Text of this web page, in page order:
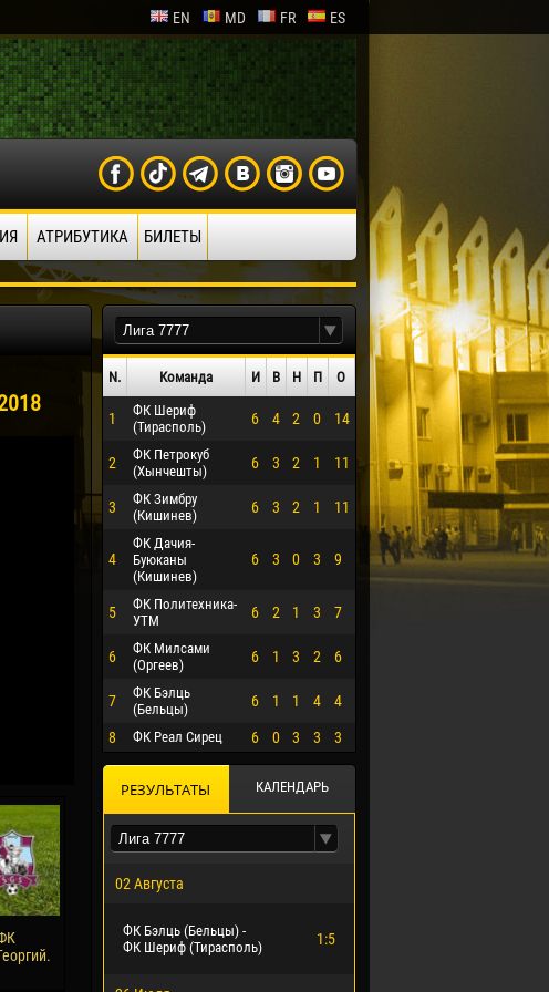
EN MD FR ES
АТРИБУТИКА БИЛЕТЫ
N. Команда И В Н П О
1
ФК Шериф
(Тирасполь)
6 4 2 0 14
2
ФК Петрокуб
(Хынчешты)
6 3 2 1 11
3
ФК Зимбру
(Кишинев)
6 3 2 1 11
4
ФК Дачия-
Буюканы
(Кишинев)
6 3 0 3 9
5
ФК Политехника-
УТМ
6 2 1 3 7
6
ФК Милсами
(Оргеев)
6 1 3 2 6
7
ФК Бэлць
(Бельцы)
6 1 1 4 4
8 ФК Реал Сирец 6 0 3 3 3
РЕЗУЛЬТАТЫ КАЛЕНДАРЬ
02 Августа
ФК Бэлць (Бельцы) -
ФК Шериф (Тирасполь)
1:5